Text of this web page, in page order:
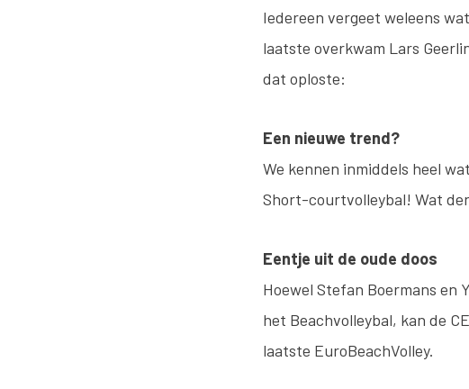
Iedereen vergeet weleens
laatste overkwam Lars
dat oploste:
Een nieuwe trend?
We kennen inmiddels heel
Short-courtvolleybal! Wat
Eentje uit de oude doos
Hoewel Stefan Boermans en
het Beachvolleybal, kan de
laatste EuroBeachVolley.